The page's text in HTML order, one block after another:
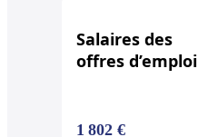
Salaires des
offres d’emploi
1 802 €